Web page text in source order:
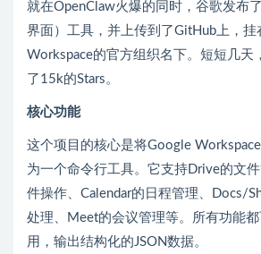
就在OpenClaw火爆的同时，谷歌发布
界面）工具，并上传到了GitHub上，挂
Workspace的官方组织名下。短短几天
了15k的Stars。
核心功能
这个项目的核心是将Google
为一个命令行工具。它支持Drive的文
件操作、Calendar的日程管理、Docs/
处理、Meet的会议管理等。所有功能
用，输出结构化的JSON数据。